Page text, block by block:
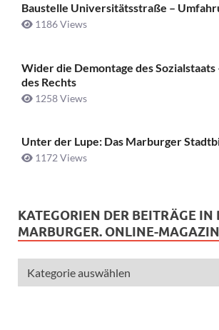
Baustelle Universitätsstraße ­–
1186 Views
Wider die Demontage des
des Rechts
1258 Views
Unter der Lupe: Das Marburger
1172 Views
KATEGORIEN DER BEITRÄGE IN
MARBURGER. ONLINE-MAGAZIN